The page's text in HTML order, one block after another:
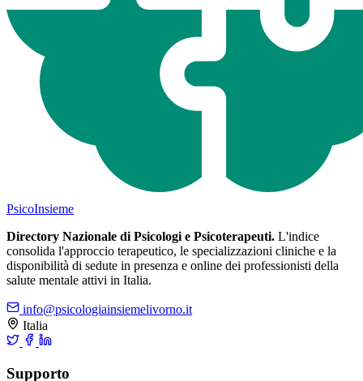
PsicoInsieme
Directory Nazionale di Psicologi e Psicoterapeuti. L'indice
consolida l'approccio terapeutico, le specializzazioni cliniche e la
disponibilità di sedute in presenza e online dei professionisti della
salute mentale attivi in Italia.
info@psicologiainsiemelivorno.it
Italia
Supporto